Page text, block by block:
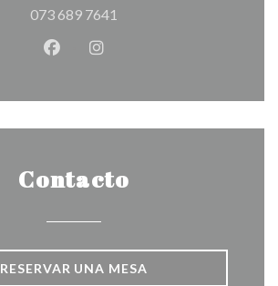
073 689 7641
Facebook ((abre en una nueva
Instagram ((abre en una
Contacto
RESERVAR UNA MESA